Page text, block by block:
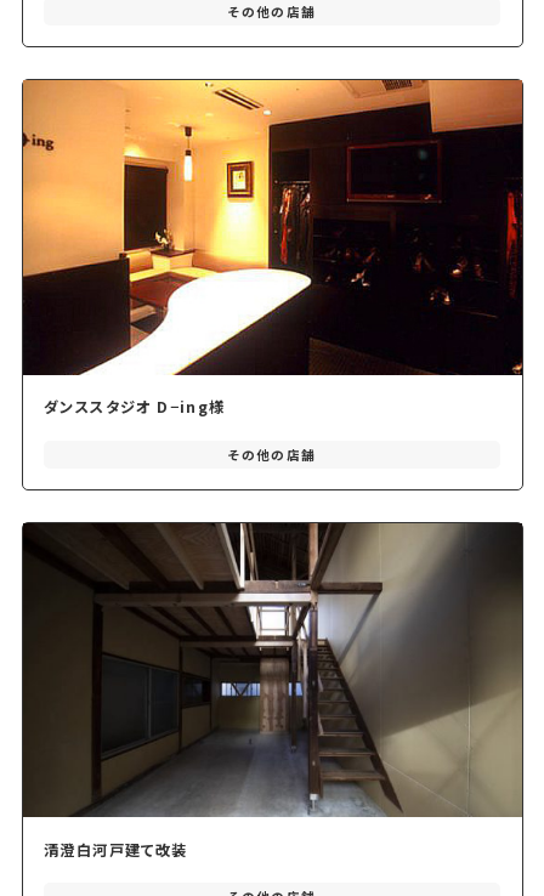
その他の店舗
ダンススタジオ D−ing様
その他の店舗
清澄白河戸建て改装